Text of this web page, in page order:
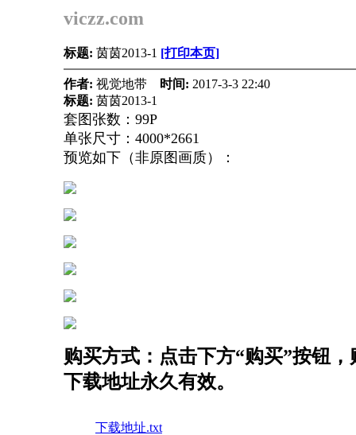
viczz.com
标题: 茵茵2013-1 [打印本页]
作者: 视觉地带 时间: 2017-3-3 22:40
标题: 茵茵2013-1
套图张数：99P
单张尺寸：4000*2661
预览如下（非原图画质）：
购买方式：点击下方“购买”按钮
下载地址永久有效。
下载地址.txt